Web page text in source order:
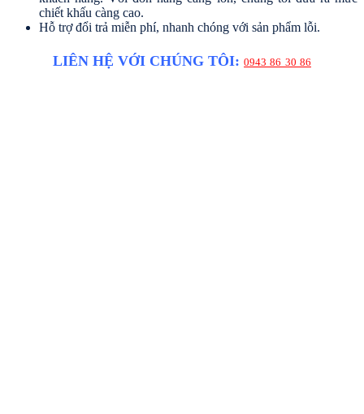
chiết khấu càng cao.
Hỗ trợ đổi trả miễn phí, nhanh chóng với sản phẩm lỗi.
LIÊN HỆ VỚI CHÚNG TÔI: 0943 86 30 86